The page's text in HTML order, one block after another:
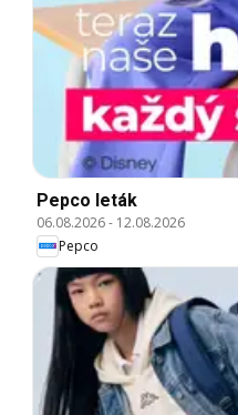
Pepco leták
06.08.2026- 12.08.2026
Pepco